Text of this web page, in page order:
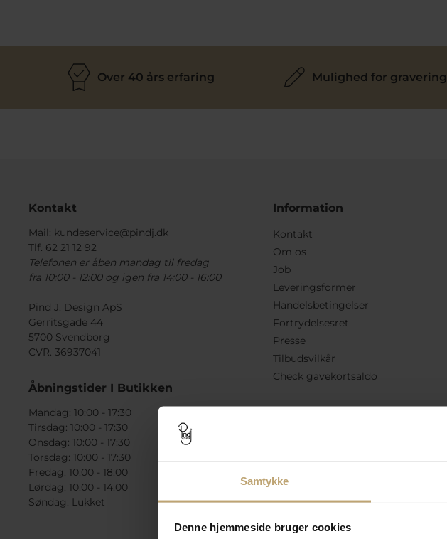
Samtykke
Denne hjemmeside bruger cookies
Over 40 års erfaring Mulighed for gravering
Kontakt
Mail: kundeservice@pindj.dk
Tlf. 62 21 12 92
Telefonen er åben mandag til fredag
fra 10:00 - 12:00 og igen fra 14:00 - 16:00
Pind J. Design ApS
Gerritsgade 44
5700 Svendborg
CVR. 36937041
Åbningstider I Butikken
Mandag: 10:00 - 17:30
Tirsdag: 10:00 - 17:30
Onsdag: 10:00 - 17:30
Torsdag: 10:00 - 17:30
Fredag: 10:00 - 18:00
Lørdag: 10:00 - 14:00
Søndag: Lukket
Information
Kontakt
Om os
Job
Leveringsformer
Handelsbetingelser
Fortrydelsesret
Presse
Tilbudsvilkår
Check gavekortsaldo